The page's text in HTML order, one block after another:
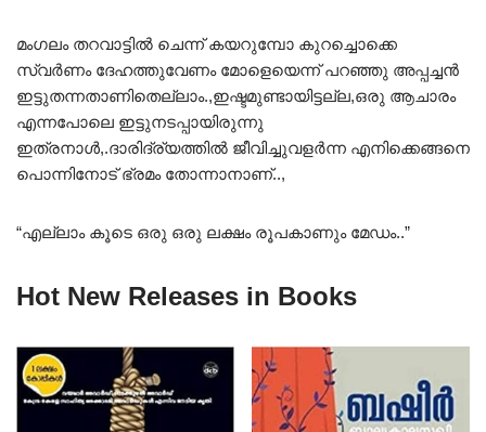
മംഗലം തറവാട്ടിൽ ചെന്ന് കയറുമ്പോ കുറച്ചൊക്കെ
സ്വർണം ദേഹത്തുവേണം മോളെയെന്ന് പറഞ്ഞു അപ്പച്ചൻ
ഇട്ടുതന്നതാണിതെല്ലാം.,ഇഷ്ടമുണ്ടായിട്ടല്ല,ഒരു ആചാരം
എന്നപോലെ ഇട്ടുനടപ്പായിരുന്നു
ഇത്രനാൾ,.ദാരിദ്ര്യത്തിൽ ജീവിച്ചുവളർന്ന എനിക്കെങ്ങനെ
പൊന്നിനോട്‌ ഭ്രമം തോന്നാനാണ്..,
“എല്ലാം കൂടെ ഒരു ഒരു ലക്ഷം രൂപകാണും മേഡം..”
Hot New Releases in Books